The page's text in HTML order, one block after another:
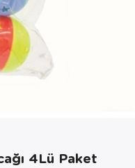
4Lü Paket